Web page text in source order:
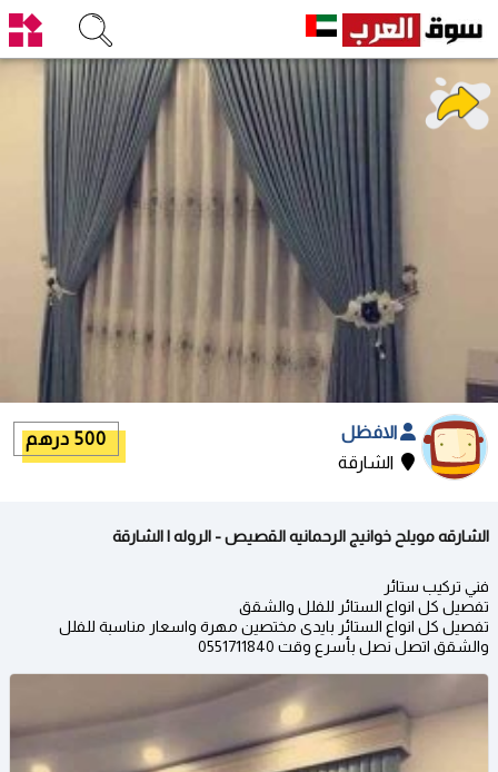
الافظل
الشارقة
500 درهم
الشارقه مويلح خوانيج الرحمانيه القصيص - الروله | الشارقة
فني تركيب ستائر
تفصيل كل انواع الستائر للفلل والشقق
تفصيل كل انواع الستائر بايدى مختصين مهرة واسعار مناسبة للفلل
والشقق اتصل نصل بأسرع وقت 0551711840